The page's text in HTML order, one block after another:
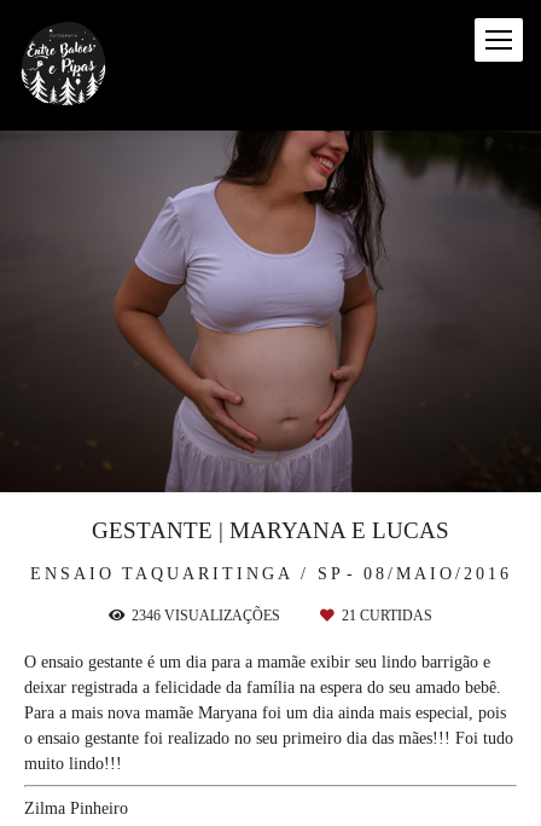
ENSAIO TAQUARITINGA / SP 08/MAIO/2016
GESTANTE | MARYANA E LUCAS
2346 VISUALIZAÇÕES 21 CURTIDAS
O ensaio gestante é um dia para a mamãe exibir seu lindo barrigão e
deixar registrada a felicidade da família na espera do seu amado bebê.
Para a mais nova mamãe Maryana foi um dia ainda mais especial, pois
o ensaio gestante foi realizado no seu primeiro dia das mães!!! Foi tudo
muito lindo!!!
Zilma Pinheiro